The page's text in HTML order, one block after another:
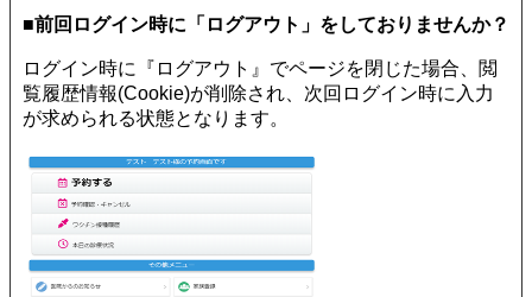
■前回ログイン時に「ログアウト」をしておりませんか？
ログイン時に『ログアウト』でページを閉じた場合、閲
覧履歴情報(Cookie)が削除され、次回ログイン時に入力
が求められる状態となります。